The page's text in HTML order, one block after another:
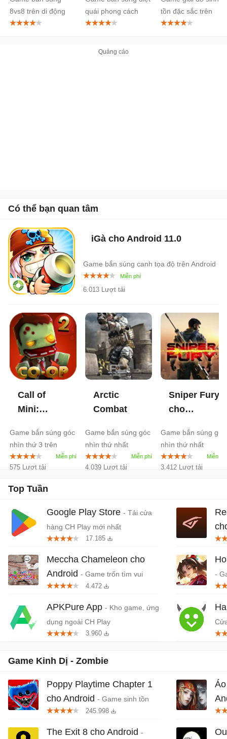
8vs8 trên di động
quái phong cách
Squid Game
cho
Android
tồn đặc sắc trên
Android
Có thể bạn quan tâm
iGà cho Android 11.0
Game bắn súng canh tọa độ trên Android
6.013 Lượt tải
Call of
Mini:
cho
Android
2.1
Game bắn súng góc
nhìn thứ 3 trên
Android
575 Lượt tải
Arctic
Combat
Game bắn súng góc
nhìn thứ nhất
4.039 Lượt tải
Sniper Fury
cho
Game bắn súng góc
nhìn thứ nhất
3.412 Lượt tải
Top Tuần
Google Play Store - Tải cửa
hàng CH Play mới nhất
17.185
Meccha Chameleon cho
Android - Game trốn tìm vui
nhộn nhiều người chơi
4.472
APKPure App - Kho game, ứng
dụng ngoài CH Play
3.960
-
Da
Game Kinh Dị - Zombie
Poppy Playtime Chapter 1
cho Android - Game sinh tồn
trong nhà máy đồ chơi ma ám
245.998
The Exit 8 cho Android -